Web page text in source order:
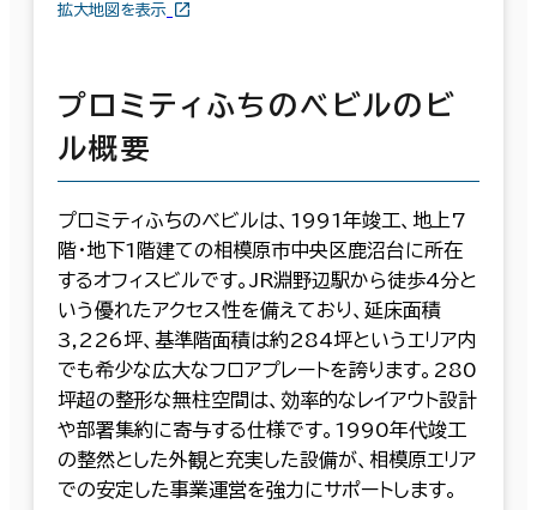
拡大地図を表示
プロミティふちのべビルのビ
ル概要
プロミティふちのべビルは、1991年竣工、地上7
階・地下1階建ての相模原市中央区鹿沼台に所在
するオフィスビルです。JR淵野辺駅から徒歩4分と
いう優れたアクセス性を備えており、延床面積
3,226坪、基準階面積は約284坪というエリア内
でも希少な広大なフロアプレートを誇ります。280
坪超の整形な無柱空間は、効率的なレイアウト設計
や部署集約に寄与する仕様です。1990年代竣工
の整然とした外観と充実した設備が、相模原エリア
での安定した事業運営を強力にサポートします。